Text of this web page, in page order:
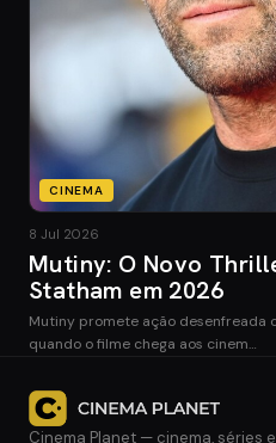
CINEMA
8 Jul 2026
Mutiny: O Novo
Statham em 2026
Mutiny promete ação desenfreada
quando o filme chega aos cinem…
Cinema Planet — cinema, séries